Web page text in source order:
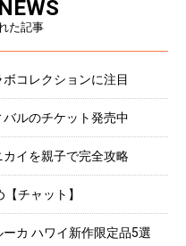
た記事
コレクションに注目
ルのチケット発売中
イを親子で完全攻略
チャット】
カ ハワイ新作限定品5選